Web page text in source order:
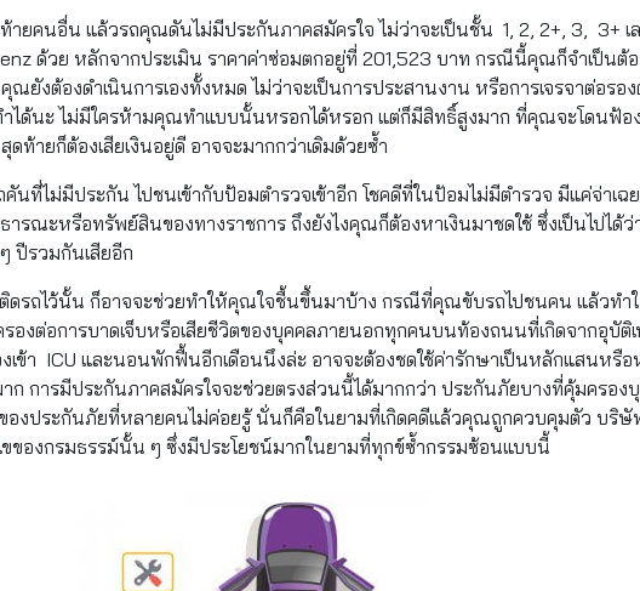
ยคนอื่น แล้วรถคุณดันไม่มีประกันภาคสมัครใจ ไม่ว่าจะเป็นชั้น 1, 2, 2+, 3, 3+ เ
ด้วย หลักจากประเมิน ราคาค่าซ่อมตกอยู่ที่ 201,523 บาท กรณีนี้คุณก็จำเป็นต้อ
ยังต้องดำเนินการเองทั้งหมด ไม่ว่าจะเป็นการประสานงาน หรือการเจรจาต่อรอ
ำได้นะ ไม่มีใครห้ามคุณทำแบบนั้นหรอกได้หรอก แต่ก็มีสิทธิ์สูงมาก ที่คุณจะโดนฟ้อ
ดท้ายก็ต้องเสียเงินอยู่ดี อาจจะมากกว่าเดิมด้วยซ้ำ
ที่ไม่มีประกัน ไปชนเข้ากับป้อมตำรวจเข้าอีก โชคดีที่ในป้อมไม่มีตำรวจ มีแค่จ่าเฉ
รณะหรือทรัพย์สินของทางราชการ ถึงยังไงคุณก็ต้องหาเงินมาชดใช้ ซึ่งเป็นไปได้ว่
ปีรวมกันเสียอีก
รถไว้นั้น ก็อาจจะช่วยทำให้คุณใจชื้นขึ้นมาบ้าง กรณีที่คุณขับรถไปชนคน แล้วทำให้
องต่อการบาดเจ็บหรือเสียชีวิตของบุคคลภายนอกทุกคนบนท้องถนนที่เกิดจากอุบัติ
งเข้า ICU และนอนพักฟื้นอีกเดือนนึงล่ะ อาจจะต้องชดใช้ค่ารักษาเป็นหลักแสนหรื
าก การมีประกันภาคสมัครใจจะช่วยตรงส่วนนี้ได้มากกว่า ประกันภัยบางที่คุ้มครอ
องประกันภัยที่หลายคนไม่ค่อยรู้ นั่นก็คือในยามที่เกิดคดีแล้วคุณถูกควบคุมตัว บริษั
ของกรมธรรม์นั้น ๆ ซึ่งมีประโยชน์มากในยามที่ทุกข์ซ้ำกรรมซ้อนแบบนี้